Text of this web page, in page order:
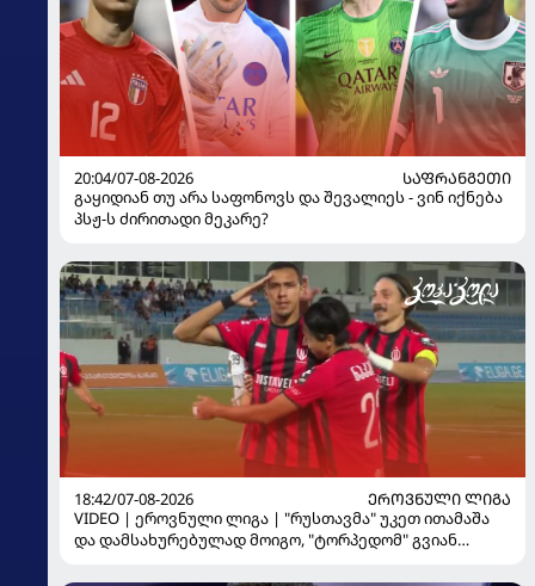
20:04/07-08-2026
ᲡᲐᲤᲠᲐᲜᲒᲔᲗᲘ
გაყიდიან თუ არა საფონოვს და შევალიეს - ვინ იქნება
პსჟ-ს ძირითადი მეკარე?
18:42/07-08-2026
ᲔᲠᲝᲕᲜᲣᲚᲘ ᲚᲘᲒᲐ
VIDEO | ეროვნული ლიგა | "რუსთავმა" უკეთ ითამაშა
და დამსახურებულად მოიგო, "ტორპედომ" გვიან